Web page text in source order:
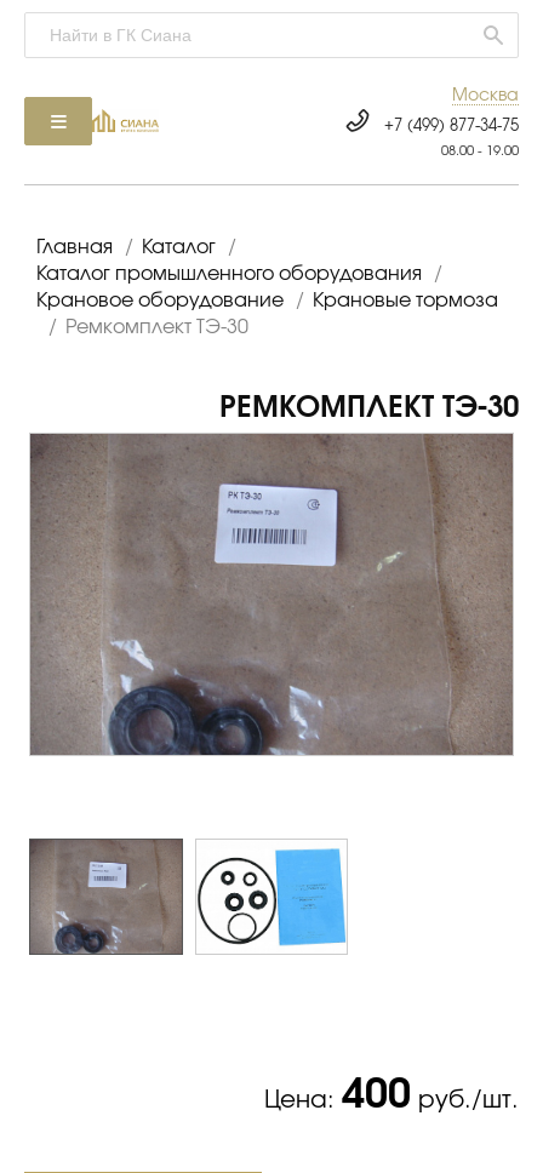
Москва
+7 (499) 877-34-75
08.00 - 19.00
Главная / Каталог
/
Каталог промышленного оборудования
/
Крановое оборудование
/
Крановые тормоза
/
Ремкомплект ТЭ-30
РЕМКОМПЛЕКТ ТЭ-30
Цена: 400 руб./шт.